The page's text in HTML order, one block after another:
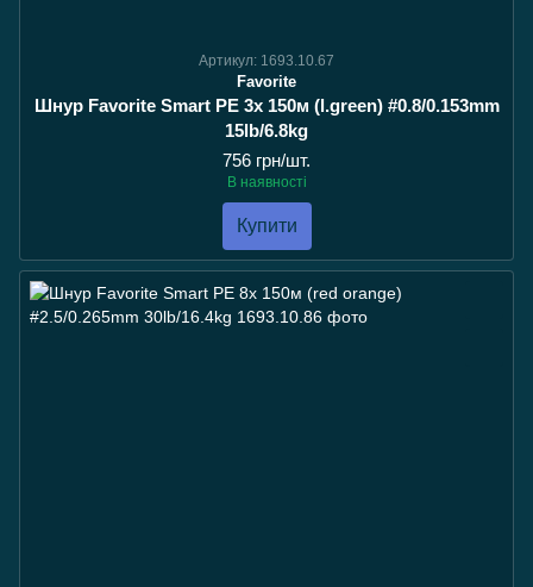
Артикул: 1693.10.67
Favorite
Шнур Favorite Smart PE 3x 150м (l.green) #0.8/0.153mm
15lb/6.8kg
756 грн/шт.
В наявності
Купити